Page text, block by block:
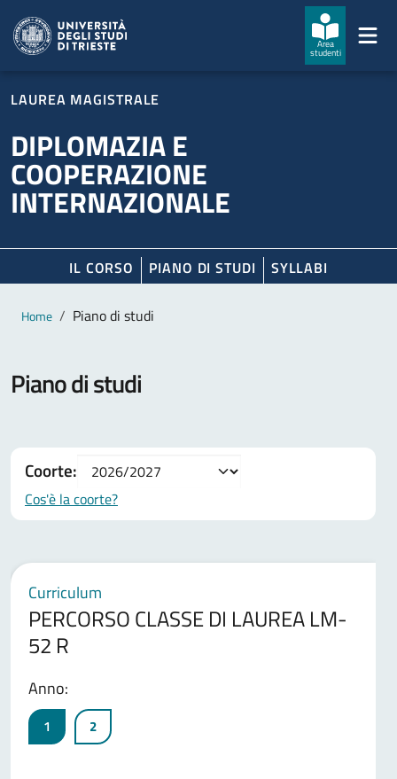
Area
studenti
LAUREA MAGISTRALE
DIPLOMAZIA E
COOPERAZIONE
INTERNAZIONALE
IL CORSO PIANO DI STUDI SYLLABI
Contenuto principale
Breadcrumb
Home Piano di studi
Piano di studi
Coorte:
Cos'è la coorte?
Curriculum
PERCORSO CLASSE DI LAUREA LM-
52 R
Anno:
1 2